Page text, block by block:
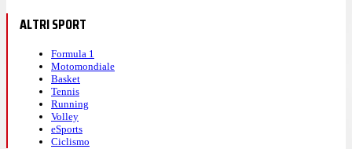
ALTRI SPORT
Formula 1
Motomondiale
Basket
Tennis
Running
Volley
eSports
Ciclismo